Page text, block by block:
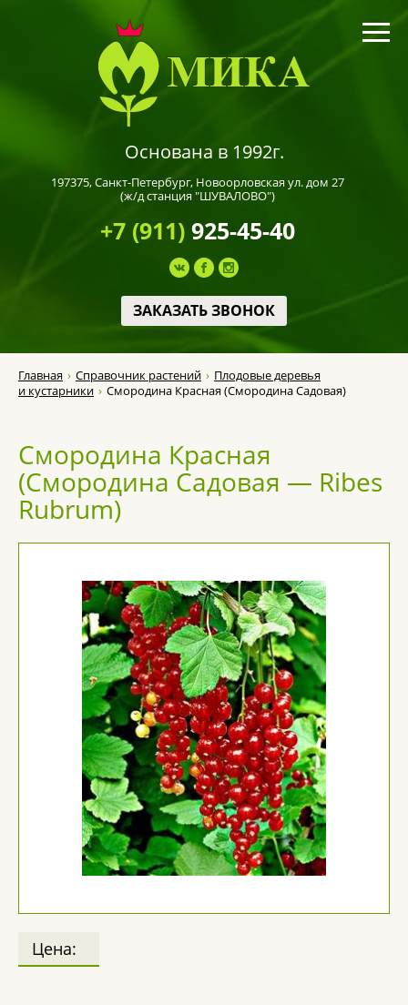
Основана в 1992г.
197375,Санкт-Петербург, Новоорловская ул. дом 27
(ж/д станция "ШУВАЛОВО")
+7 (911)925-45-40
ЗАКАЗАТЬ ЗВОНОК
Главная Справочник растений
Плодовые деревья
и кустарники
Смородина Красная (Смородина Садовая)
Смородина Красная
(Смородина Садовая — Ribes
Rubrum)
Цена: